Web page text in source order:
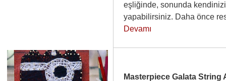
eşliğinde, sonunda
yapabilirsiniz. Daha önce
Devamı
Masterpiece Galata String